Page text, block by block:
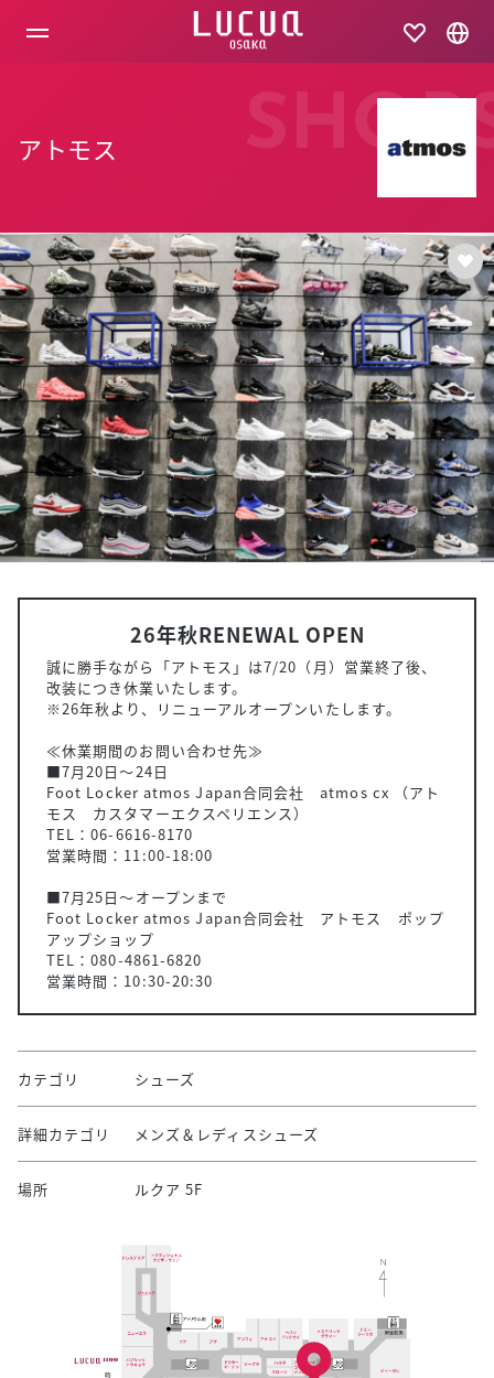
アトモス
26年秋RENEWAL OPEN
誠に勝手ながら「アトモス」は7/20（月）営業終了後、
改装につき休業いたします。
※26年秋より、リニューアルオープンいたします。
≪休業期間のお問い合わせ先≫
■7月20日～24日
Foot Locker atmos Japan合同会社 atmos cx （アト
モス カスタマーエクスペリエンス）
TEL：06-6616-8170
営業時間：11:00-18:00
■7月25日～オープンまで
Foot Locker atmos Japan合同会社 アトモス ポップ
アップショップ
TEL：080-4861-6820
営業時間：10:30-20:30
カテゴリ シューズ
詳細カテゴリ メンズ＆レディスシューズ
場所 ルクア 5F